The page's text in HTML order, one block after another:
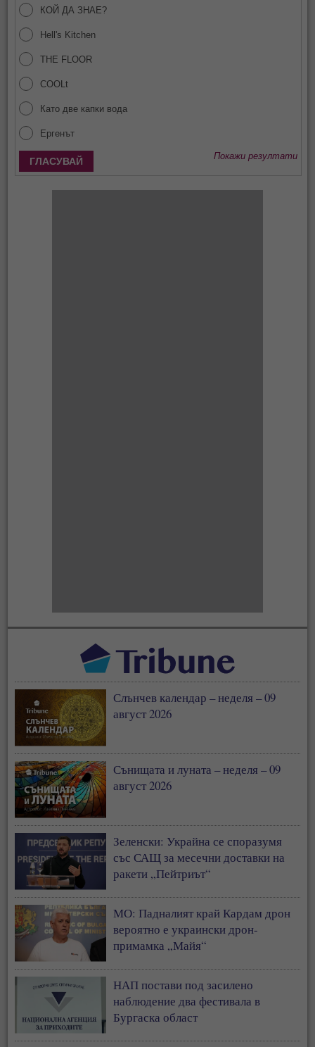
КОЙ ДА ЗНАЕ?
Hell's Kitchen
THE FLOOR
COOLt
Като две капки вода
Ергенът
Покажи резултати
Слънчев календар – неделя – 09
август 2026
Сънищата и луната – неделя – 09
август 2026
Зеленски: Украйна се споразумя
със САЩ за месечни доставки на
ракети „Пейтриът“
МО: Падналият край Кардам дрон
вероятно е украински дрон-
примамка „Майя“
НАП постави под засилено
наблюдение два фестивала в
Бургаска област